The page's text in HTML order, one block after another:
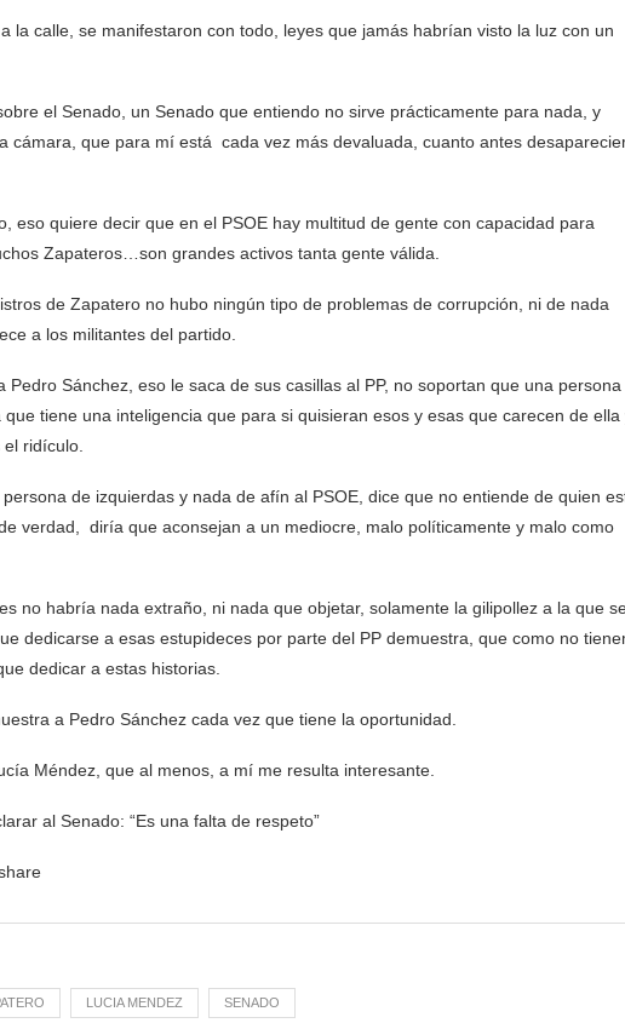
la calle, se manifestaron con todo, leyes que jamás habrían visto la luz con un
el Senado, un Senado que entiendo no sirve prácticamente para nada, y
cámara, que para mí está cada vez más devaluada, cuanto antes
eso quiere decir que en el PSOE hay multitud de gente con capacidad para
Zapateros…son grandes activos tanta gente válida.
de Zapatero no hubo ningún tipo de problemas de corrupción, ni de nada
a los militantes del partido.
Sánchez, eso le saca de sus casillas al PP, no soportan que una persona
tiene una inteligencia que para si quisieran esos y esas que carecen de ella
ridículo.
de izquierdas y nada de afín al PSOE, dice que no entiende de quien
verdad, diría que aconsejan a un mediocre, malo políticamente y malo como
no habría nada extraño, ni nada que objetar, solamente la gilipollez a la que
dedicarse a esas estupideces por parte del PP demuestra, que como no
dedicar a estas historias.
a Pedro Sánchez cada vez que tiene la oportunidad.
Méndez, que al menos, a mí me resulta interesante.
al Senado: “Es una falta de respeto”
LUCIA MENDEZ SENADO